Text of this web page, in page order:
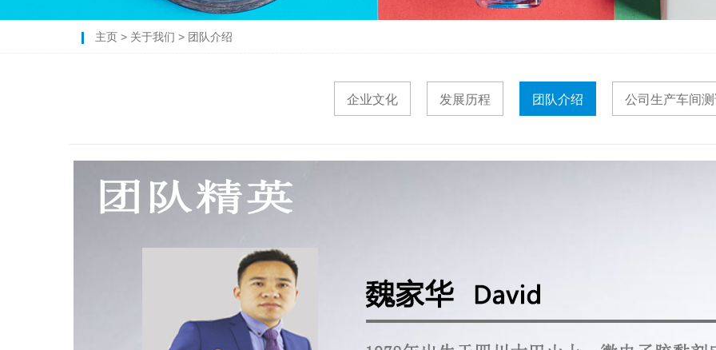
主页 > 关于我们 > 团队介绍
企业文化 发展历程 团队介绍 公司生产车间